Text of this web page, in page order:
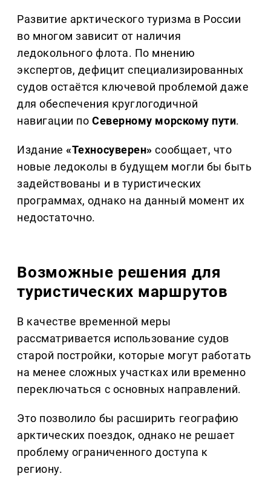
Развитие арктического туризма в России
во многом зависит от наличия
ледокольного флота. По мнению
экспертов, дефицит специализированных
судов остаётся ключевой проблемой даже
для обеспечения круглогодичной
навигации поСеверному морскому пути.
Издание«Техносуверен» сообщает, что
новые ледоколы в будущем могли бы быть
задействованы и в туристических
программах, однако на данный момент их
недостаточно.
Возможные решения для
туристических маршрутов
В качестве временной меры
рассматривается использование судов
старой постройки, которые могут работать
на менее сложных участках или временно
переключаться с основных направлений.
Это позволило бы расширить географию
арктических поездок, однако не решает
проблему ограниченного доступа к
региону.